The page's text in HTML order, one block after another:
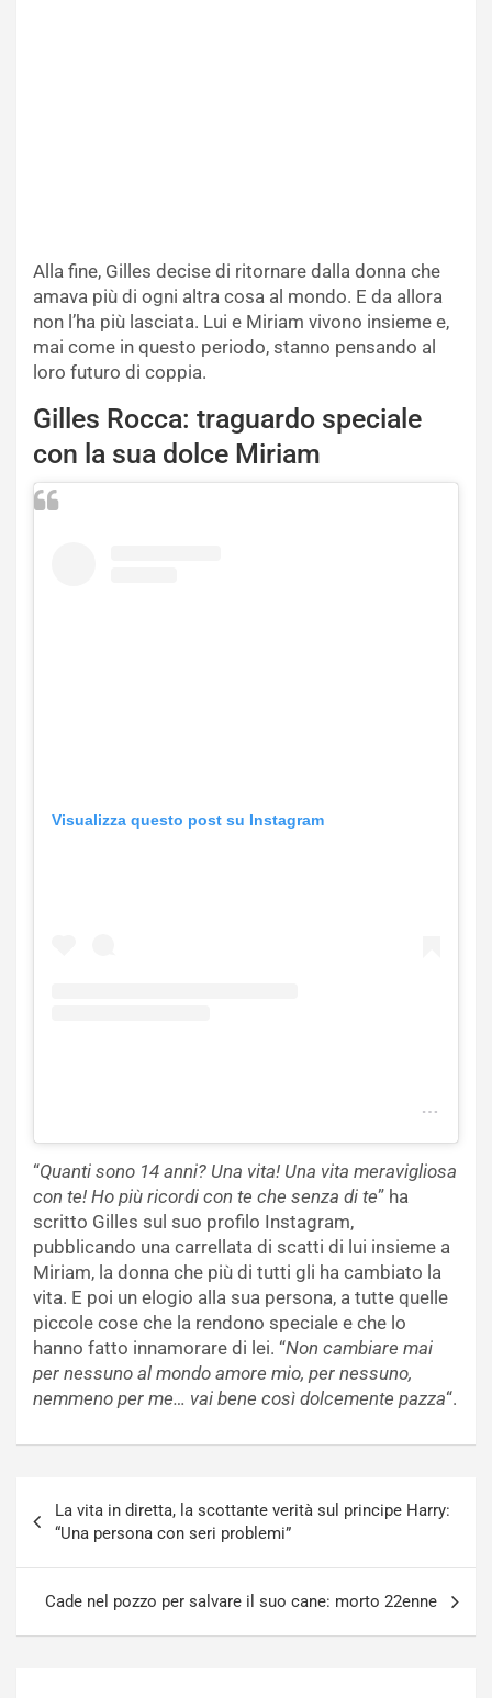
Alla fine, Gilles decise di ritornare dalla donna che
amava più di ogni altra cosa al mondo. E da allora
non l’ha più lasciata. Lui e Miriam vivono insieme e,
mai come in questo periodo, stanno pensando al
loro futuro di coppia.
Gilles Rocca: traguardo speciale
con la sua dolce Miriam
Visualizza questo post su Instagram
“Quanti sono 14 anni? Una vita! Una vita meravigliosa
con te! Ho più ricordi con te che senza di te” ha
scritto Gilles sul suo profilo Instagram,
pubblicando una carrellata di scatti di lui insieme a
Miriam, la donna che più di tutti gli ha cambiato la
vita. E poi un elogio alla sua persona, a tutte quelle
piccole cose che la rendono speciale e che lo
hanno fatto innamorare di lei. “Non cambiare mai
per nessuno al mondo amore mio, per nessuno,
nemmeno per me… vai bene così dolcemente pazza“.
articoli
La vita in diretta, la scottante verità sul principe Harry:
“Una persona con seri problemi”
Cade nel pozzo per salvare il suo cane: morto 22enne